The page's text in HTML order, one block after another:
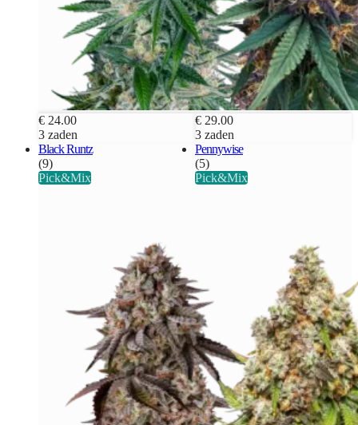
€ 24.00
3 zaden
€ 29.00
3 zaden
Black Runtz
(9)
Pick&Mix
Pennywise
(5)
Pick&Mix